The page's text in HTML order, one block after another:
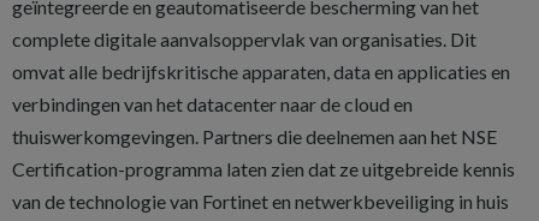
geïntegreerde en geautomatiseerde bescherming van het
complete digitale aanvalsoppervlak van organisaties. Dit
omvat alle bedrijfskritische apparaten, data en applicaties en
verbindingen van het datacenter naar de cloud en
thuiswerkomgevingen. Partners die deelnemen aan het NSE
Certification-programma laten zien dat ze uitgebreide kennis
van de technologie van Fortinet en netwerkbeveiliging in huis